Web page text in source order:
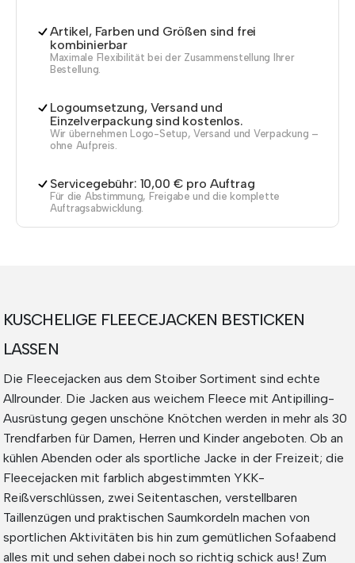
Artikel, Farben und Größen sind frei
kombinierbar
Maximale Flexibilität bei der Zusammenstellung Ihrer
Bestellung.
Logoumsetzung, Versand und
Einzelverpackung sind kostenlos.
Wir übernehmen Logo-Setup, Versand und Verpackung –
ohne Aufpreis.
Servicegebühr: 10,00 € pro Auftrag
Für die Abstimmung, Freigabe und die komplette
Auftragsabwicklung.
KUSCHELIGE FLEECEJACKEN BESTICKEN
LASSEN
Die Fleecejacken aus dem Stoiber Sortiment sind echte
Allrounder. Die Jacken aus weichem Fleece mit Antipilling-
Ausrüstung gegen unschöne Knötchen werden in mehr als 30
Trendfarben für Damen, Herren und Kinder angeboten. Ob an
kühlen Abenden oder als sportliche Jacke in der Freizeit; die
Fleecejacken mit farblich abgestimmten YKK-
Reißverschlüssen, zwei Seitentaschen, verstellbaren
Taillenzügen und praktischen Saumkordeln machen von
sportlichen Aktivitäten bis hin zum gemütlichen Sofaabend
alles mit und sehen dabei noch so richtig schick aus! Zum